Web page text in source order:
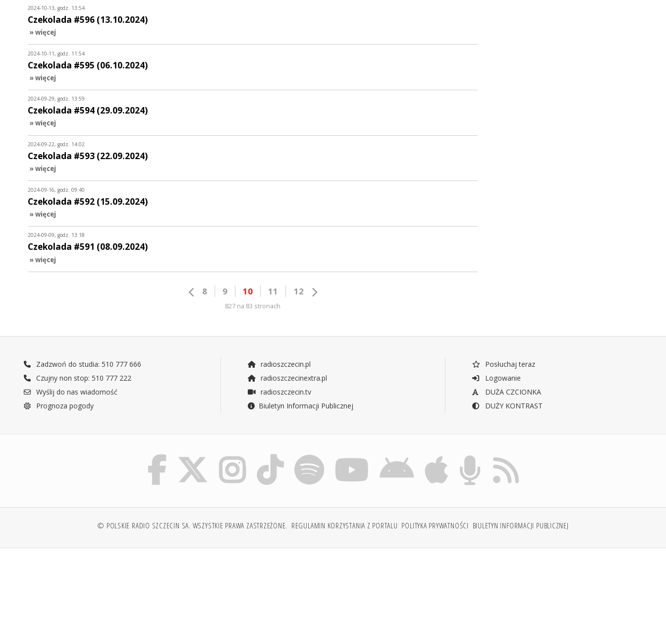
2024-10-13, godz. 13:54
Czekolada #596 (13.10.2024)
» więcej
2024-10-11, godz. 11:54
Czekolada #595 (06.10.2024)
» więcej
2024-09-29, godz. 13:59
Czekolada #594 (29.09.2024)
» więcej
2024-09-22, godz. 14:02
Czekolada #593 (22.09.2024)
» więcej
2024-09-16, godz. 09:40
Czekolada #592 (15.09.2024)
» więcej
2024-09-09, godz. 13:18
Czekolada #591 (08.09.2024)
» więcej
8 9 10 11 12
827 na 83 stronach
Zadzwoń do studia: 510 777 666
Czujny non stop: 510 777 222
Wyślij do nas wiadomość
Prognoza pogody
radioszczecin.pl
radioszczecinextra.pl
radioszczecin.tv
Biuletyn Informacji Publicznej
Posłuchaj teraz
Logowanie
DUŻA CZCIONKA
DUŻY KONTRAST
© POLSKIE RADIO SZCZECIN SA. WSZYSTKIE PRAWA ZASTRZEŻONE. REGULAMIN KORZYSTANIA Z PORTALU POLITYKA PRYWATNOŚCI BIULETYN INFORMACJI PUBLICZNEJ